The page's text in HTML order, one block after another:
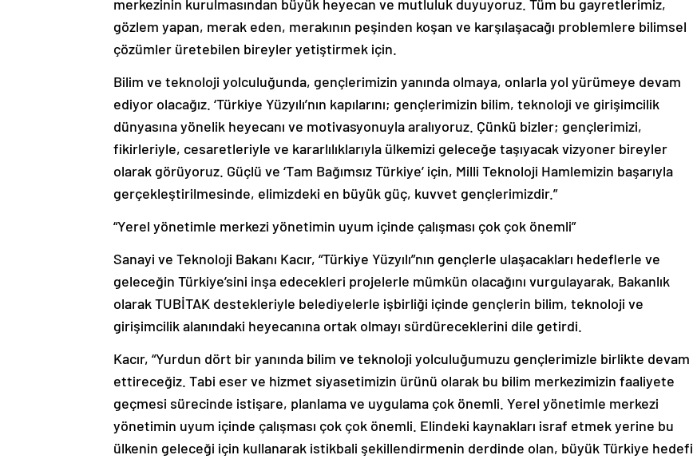
merkezinin kurulmasından büyük heyecan ve mutluluk duyuyoruz. Tüm bu gayretlerimiz,
gözlem yapan, merak eden, merakının peşinden koşan ve karşılaşacağı problemlere bilimsel
çözümler üretebilen bireyler yetiştirmek için.
Bilim ve teknoloji yolculuğunda, gençlerimizin yanında olmaya, onlarla yol yürümeye devam
ediyor olacağız. ‘Türkiye Yüzyılı’nın kapılarını; gençlerimizin bilim, teknoloji ve girişimcilik
dünyasına yönelik heyecanı ve motivasyonuyla aralıyoruz. Çünkü bizler; gençlerimizi,
fikirleriyle, cesaretleriyle ve kararlılıklarıyla ülkemizi geleceğe taşıyacak vizyoner bireyler
olarak görüyoruz. Güçlü ve ‘Tam Bağımsız Türkiye’ için, Milli Teknoloji Hamlemizin başarıyla
gerçekleştirilmesinde, elimizdeki en büyük güç, kuvvet gençlerimizdir.”
“Yerel yönetimle merkezi yönetimin uyum içinde çalışması çok çok önemli”
Sanayi ve Teknoloji Bakanı Kacır, “Türkiye Yüzyılı”nın gençlerle ulaşacakları hedeflerle ve
geleceğin Türkiye’sini inşa edecekleri projelerle mümkün olacağını vurgulayarak, Bakanlık
olarak TUBİTAK destekleriyle belediyelerle işbirliği içinde gençlerin bilim, teknoloji ve
girişimcilik alanındaki heyecanına ortak olmayı sürdüreceklerini dile getirdi.
Kacır, “Yurdun dört bir yanında bilim ve teknoloji yolculuğumuzu gençlerimizle birlikte devam
ettireceğiz. Tabi eser ve hizmet siyasetimizin ürünü olarak bu bilim merkezimizin faaliyete
geçmesi sürecinde istişare, planlama ve uygulama çok önemli. Yerel yönetimle merkezi
yönetimin uyum içinde çalışması çok çok önemli. Elindeki kaynakları israf etmek yerine bu
ülkenin geleceği için kullanarak istikbali şekillendirmenin derdinde olan, büyük Türkiye hedefi